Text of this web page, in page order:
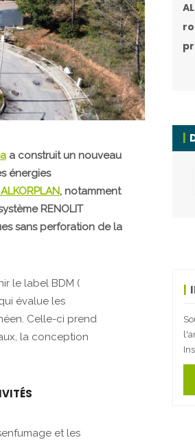
a construit un nouveau
énergies
, notamment
RENOLIT
sans perforation de la
le label BDM (
évalue les
Celle-ci prend
la conception
et les